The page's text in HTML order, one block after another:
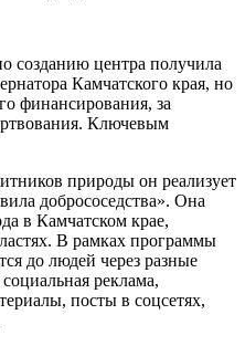
созданию центра получила
Камчатского края, но
финансирования, за
Ключевым
природы он реализует
добрососедства». Она
в Камчатском крае,
В рамках программы
до людей через разные
реклама,
посты в соцсетях,